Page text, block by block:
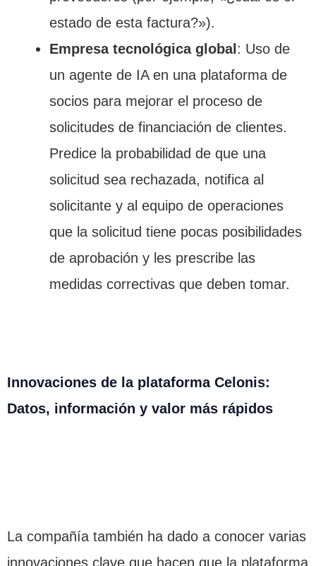
estado de esta factura?»).
Empresa tecnológica global: Uso de
un agente de IA en una plataforma de
socios para mejorar el proceso de
solicitudes de financiación de clientes.
Predice la probabilidad de que una
solicitud sea rechazada, notifica al
solicitante y al equipo de operaciones
que la solicitud tiene pocas posibilidades
de aprobación y les prescribe las
medidas correctivas que deben tomar.
Innovaciones de la plataforma Celonis:
Datos, información y valor más rápidos
La compañía también ha dado a conocer varias
innovaciones clave que hacen que la plataforma